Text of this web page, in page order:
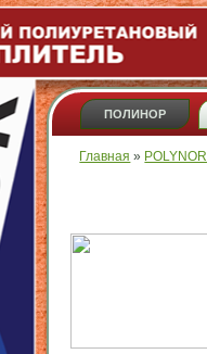
ПОЛИНОР
Вы здесь
Главная » POLYNOR